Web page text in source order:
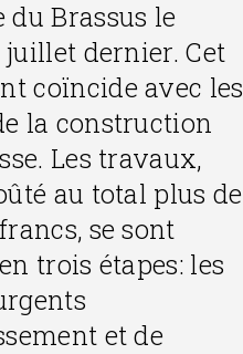
du Brassus le
dernier. Cet
coïncide avec les
la construction
Les travaux,
au total plus de
se sont
trois étapes: les
et de